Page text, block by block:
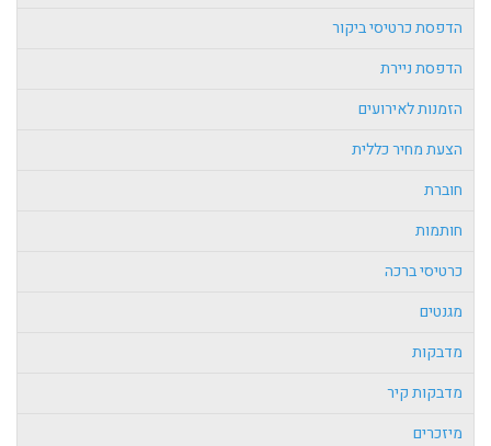
הדפסת כרטיסי ביקור
הדפסת ניירת
הזמנות לאירועים
הצעת מחיר כללית
חוברת
חותמות
כרטיסי ברכה
מגנטים
מדבקות
מדבקות קיר
מיזכרים